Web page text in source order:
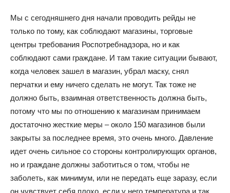
Мы с сегодняшнего дня начали проводить рейды не
только по тому, как соблюдают магазины, торговые
центры требования Роспотребнадзора, но и как
соблюдают сами граждане. И там такие ситуации бывают,
когда человек зашел в магазин, убрал маску, снял
перчатки и ему ничего сделать не могут. Так тоже не
должно быть, взаимная ответственность должна быть,
потому что мы по отношению к магазинам принимаем
достаточно жесткие меры – около 150 магазинов были
закрыты за последнее время, это очень много. Давление
идет очень сильное со стороны контролирующих органов,
но и граждане должны заботиться о том, чтобы не
заболеть, как минимум, или не передать еще заразу, если
он чувствует себя плохо, если у него температура и так